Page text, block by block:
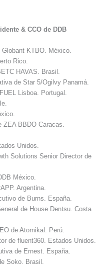
& CCO de DDB
Globant KTBO. México.
Rico.
HAVAS. Brasil.
de Star 5/Ogilvy Panamá.
Lisboa. Portugal.
ZEA BBDO Caracas.
Unidos.
Solutions Senior Director de
México.
Argentina.
de Burns. España.
de House Dentsu. Costa
de Atomikal. Perú.
de fluent360. Estados Unidos.
de Ernest. España.
Soko. Brasil.